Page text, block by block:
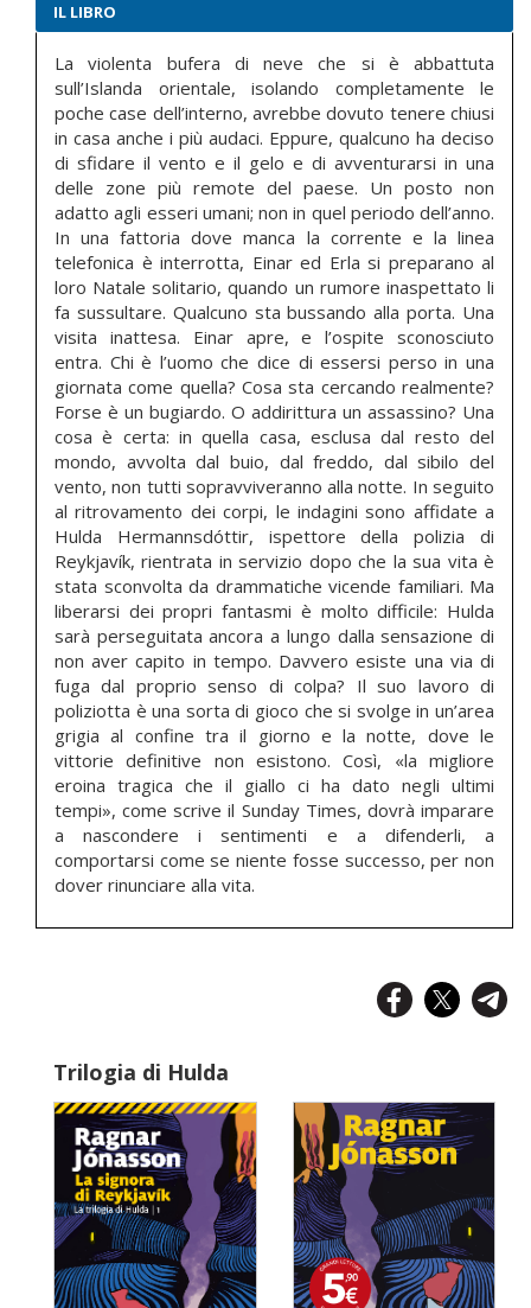
IL LIBRO
La violenta bufera di neve che si è abbattuta
sull’Islanda orientale, isolando completamente le
poche case dell’interno, avrebbe dovuto tenere chiusi
in casa anche i più audaci. Eppure, qualcuno ha deciso
di sfidare il vento e il gelo e di avventurarsi in una
delle zone più remote del paese. Un posto non
adatto agli esseri umani; non in quel periodo dell’anno.
In una fattoria dove manca la corrente e la linea
telefonica è interrotta, Einar ed Erla si preparano al
loro Natale solitario, quando un rumore inaspettato li
fa sussultare. Qualcuno sta bussando alla porta. Una
visita inattesa. Einar apre, e l’ospite sconosciuto
entra. Chi è l’uomo che dice di essersi perso in una
giornata come quella? Cosa sta cercando realmente?
Forse è un bugiardo. O addirittura un assassino? Una
cosa è certa: in quella casa, esclusa dal resto del
mondo, avvolta dal buio, dal freddo, dal sibilo del
vento, non tutti sopravviveranno alla notte. In seguito
al ritrovamento dei corpi, le indagini sono affidate a
Hulda Hermannsdóttir, ispettore della polizia di
Reykjavík, rientrata in servizio dopo che la sua vita è
stata sconvolta da drammatiche vicende familiari. Ma
liberarsi dei propri fantasmi è molto difficile: Hulda
sarà perseguitata ancora a lungo dalla sensazione di
non aver capito in tempo. Davvero esiste una via di
fuga dal proprio senso di colpa? Il suo lavoro di
poliziotta è una sorta di gioco che si svolge in un’area
grigia al confine tra il giorno e la notte, dove le
vittorie definitive non esistono. Così, «la migliore
eroina tragica che il giallo ci ha dato negli ultimi
tempi», come scrive il Sunday Times, dovrà imparare
a nascondere i sentimenti e a difenderli, a
comportarsi come se niente fosse successo, per non
dover rinunciare alla vita.
Trilogia di Hulda